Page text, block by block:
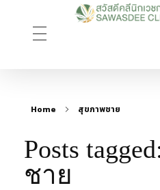
Home สุขภาพชาย
Posts
ชาย